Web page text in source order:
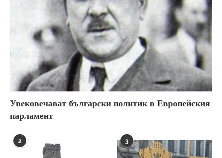
Увековечават български политик в Европейския
парламент
2 3